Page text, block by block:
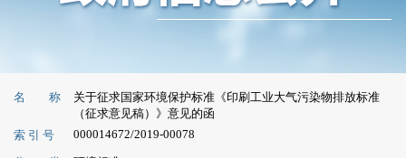
名 称
关于征求国家环境保护标准《印刷工业大气污染物排放标准
（征求意见稿）》意见的函
索 引 号
000014672/2019-00078